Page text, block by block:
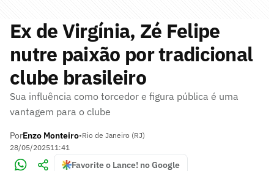
Ex de Virgínia, Zé Felipe
nutre paixão por tradicional
clube brasileiro
Sua influência como torcedor e figura pública é uma
vantagem para o clube
PorEnzo Monteiro•Rio de Janeiro (RJ)
28/05/202511:41
Favorite o Lance! no Google